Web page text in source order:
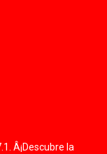
Â¡Descubre la